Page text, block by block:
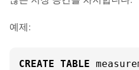
예제:
CREATE TABLE